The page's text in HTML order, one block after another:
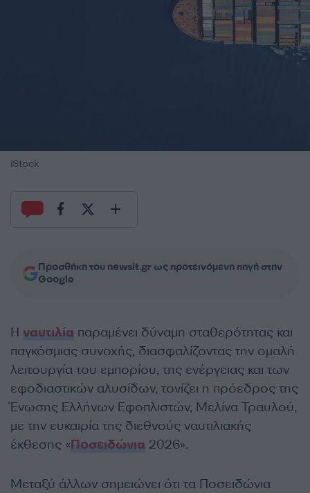
iStock
Προσθήκη του newsit.gr ως προτεινόμενη πηγή στην
Google
Η ναυτιλία παραμένει δύναμη σταθερότητας και
παγκόσμιας συνοχής, διασφαλίζοντας την ομαλή
λειτουργία του εμπορίου, της ενέργειας και των
εφοδιαστικών αλυσίδων, τονίζει η πρόεδρος της
Ένωσης Ελλήνων Εφοπλιστών, Μελίνα Τραυλού,
με την ευκαιρία της διεθνούς ναυτιλιακής
έκθεσης «Ποσειδώνια 2026».
Μεταξύ άλλων σημειώνει ότι τα Ποσειδώνια